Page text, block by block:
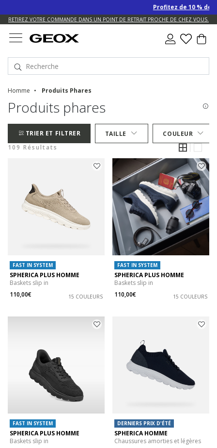
Profitez de 10 % de
RETIREZ VOTRE COMMANDE DANS UN POINT DE RETRAIT PROCHE DE CHEZ VOUS.
Homme Produits Phares
Produits phares
TRIER ET FILTRER TAILLE
COULEUR
109 Résultats
FAST IN SYSTEM
SPHERICA PLUS HOMME
Baskets slip in
110,00€
15 COULEURS
FAST IN SYSTEM
SPHERICA PLUS HOMME
Baskets slip in
110,00€
15 COULEURS
FAST IN SYSTEM
SPHERICA PLUS HOMME
Baskets slip in
DERNIERS PRIX D'ÉTÉ
SPHERICA HOMME
Chaussures amorties et légères